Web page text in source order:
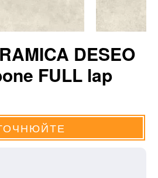
DESEO
FULL lap